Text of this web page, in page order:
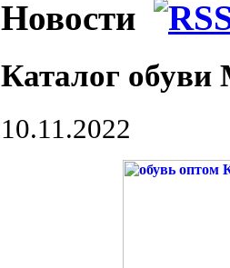
Новости
Каталог
10.11.2022